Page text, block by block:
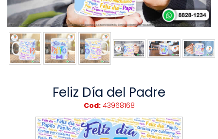
Feliz Día del Padre
Cod:43968168